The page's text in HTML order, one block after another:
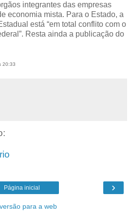
integrantes das empresas
economia mista. Para o Estado, a
está “em total conflito com o
Resta ainda a publicação do
20:33
›
Página inicial
para a web